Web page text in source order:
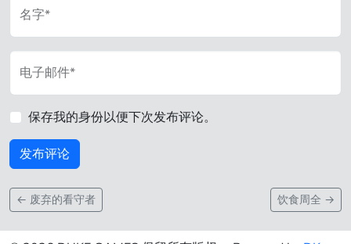
名字*
电子邮件*
保存我的身份以便下次发布评论。
← 废弃的看守者 饮食周全 →